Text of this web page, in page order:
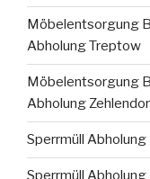
Möbelentsorgung
Abholung Treptow
Möbelentsorgung
Abholung
Sperrmüll Abholung
Sperrmüll